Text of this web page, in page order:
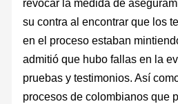
revocar la medida de
su contra al encontrar que los
en el proceso estaban
admitió que hubo fallas en la
pruebas y testimonios. Así
procesos de colombianos que